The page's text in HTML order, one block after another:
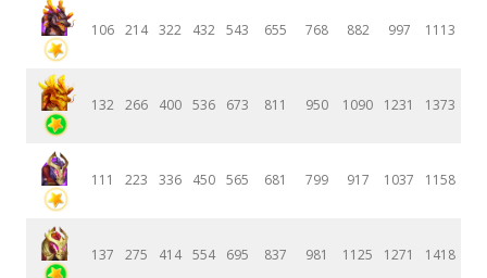
106 214 322 432 543 655 768 882 997 1113
132 266 400 536 673 811 950 1090 1231 1373
111 223 336 450 565 681 799 917 1037 1158
137 275 414 554 695 837 981 1125 1271 1418